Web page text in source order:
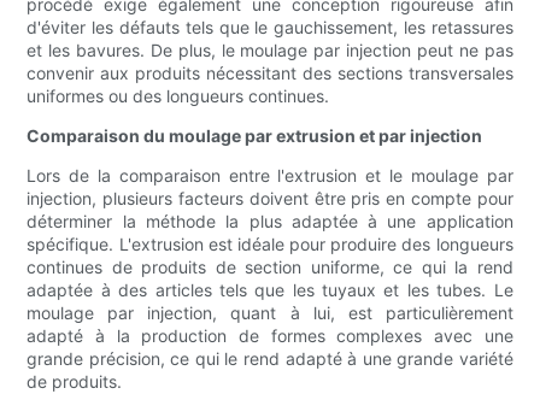
procédé exige également une conception rigoureuse afin
d'éviter les défauts tels que le gauchissement, les retassures
et les bavures. De plus, le moulage par injection peut ne pas
convenir aux produits nécessitant des sections transversales
uniformes ou des longueurs continues.
Comparaison du moulage par extrusion et par injection
Lors de la comparaison entre l'extrusion et le moulage par
injection, plusieurs facteurs doivent être pris en compte pour
déterminer la méthode la plus adaptée à une application
spécifique. L'extrusion est idéale pour produire des longueurs
continues de produits de section uniforme, ce qui la rend
adaptée à des articles tels que les tuyaux et les tubes. Le
moulage par injection, quant à lui, est particulièrement
adapté à la production de formes complexes avec une
grande précision, ce qui le rend adapté à une grande variété
de produits.